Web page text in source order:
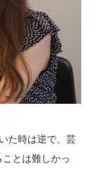
た時は逆で、芸
とは難しかっ